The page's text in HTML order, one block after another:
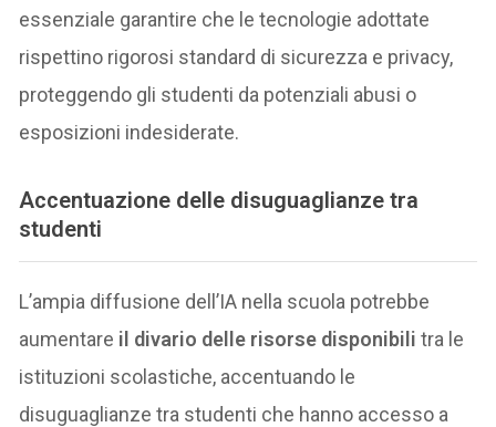
essenziale garantire che le tecnologie adottate
rispettino rigorosi standard di sicurezza e privacy,
proteggendo gli studenti da potenziali abusi o
esposizioni indesiderate.
Accentuazione delle disuguaglianze tra
studenti
L’ampia diffusione dell’IA nella scuola potrebbe
aumentare il divario delle risorse disponibilitra le
istituzioni scolastiche, accentuando le
disuguaglianze tra studenti che hanno accesso a